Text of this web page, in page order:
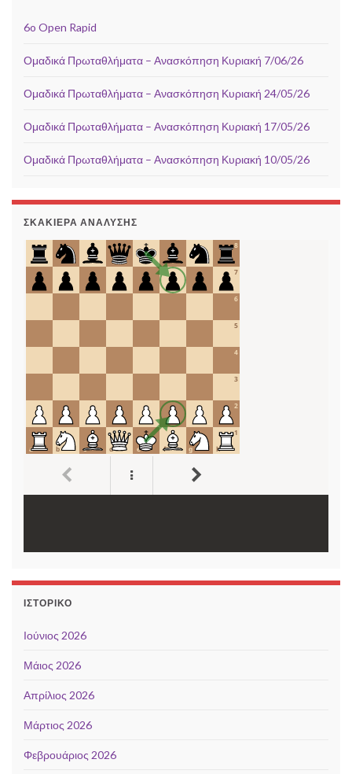
6o Open Rapid
Ομαδικά Πρωταθλήματα – Ανασκόπηση Κυριακή 7/06/26
Ομαδικά Πρωταθλήματα – Ανασκόπηση Κυριακή 24/05/26
Ομαδικά Πρωταθλήματα – Ανασκόπηση Κυριακή 17/05/26
Ομαδικά Πρωταθλήματα – Ανασκόπηση Κυριακή 10/05/26
ΣΚΑΚΙΈΡΑ ΑΝΆΛΥΣΗΣ
ΙΣΤΟΡΙΚΌ
Ιούνιος 2026
Μάιος 2026
Απρίλιος 2026
Μάρτιος 2026
Φεβρουάριος 2026